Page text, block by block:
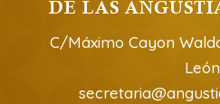
DE LAS
C/Máximo Cayon
León